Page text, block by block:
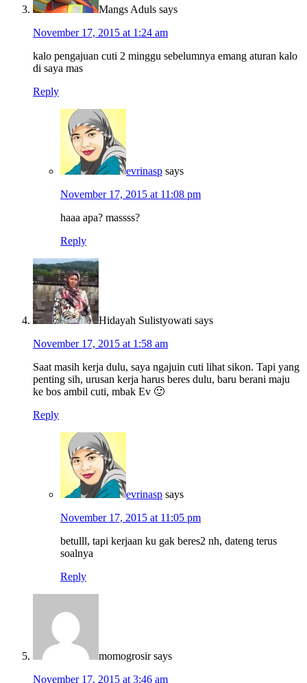
Mangs Aduls says
November 17, 2015 at 1:24 am
kalo pengajuan cuti 2 minggu sebelumnya emang aturan kalo
di saya mas
Reply
evrinasp says
November 17, 2015 at 11:08 pm
haaa apa? massss?
Reply
Hidayah Sulistyowati says
November 17, 2015 at 1:58 am
Saat masih kerja dulu, saya ngajuin cuti lihat sikon. Tapi yang
penting sih, urusan kerja harus beres dulu, baru berani maju
ke bos ambil cuti, mbak Ev 🙂
Reply
evrinasp says
November 17, 2015 at 11:05 pm
betulll, tapi kerjaan ku gak beres2 nh, dateng terus
soalnya
Reply
momogrosir says
November 17, 2015 at 3:46 am